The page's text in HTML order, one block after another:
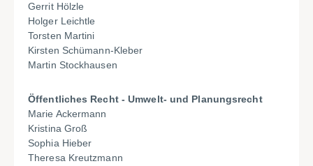
Gerrit Hölzle
Holger Leichtle
Torsten Martini
Kirsten Schümann-Kleber
Martin Stockhausen
Öffentliches Recht - Umwelt- und Planungsrecht
Marie Ackermann
Kristina Groß
Sophia Hieber
Theresa Kreutzmann